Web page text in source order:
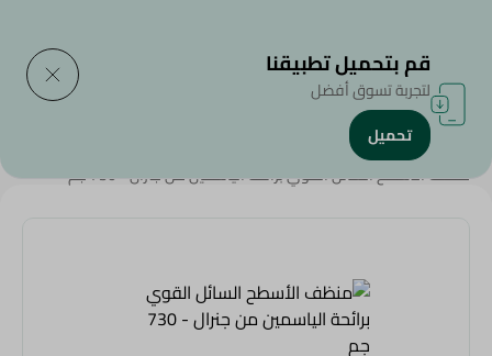
الرئيسية/المنظفات
منظف الأسطح السائل القوي برائحة الياسمين من جنرال - 730 جم
قم بتحميل تطبيقنا
لتجربة تسوق أفضل
تحميل